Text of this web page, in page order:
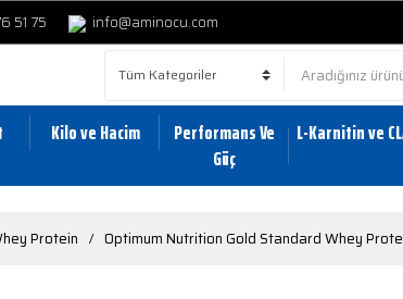
51 75 info@aminocu.com
Kilo ve Hacim
Performans Ve
Güç
L-Karnitin ve
Protein Optimum Nutrition Gold Standard Whey